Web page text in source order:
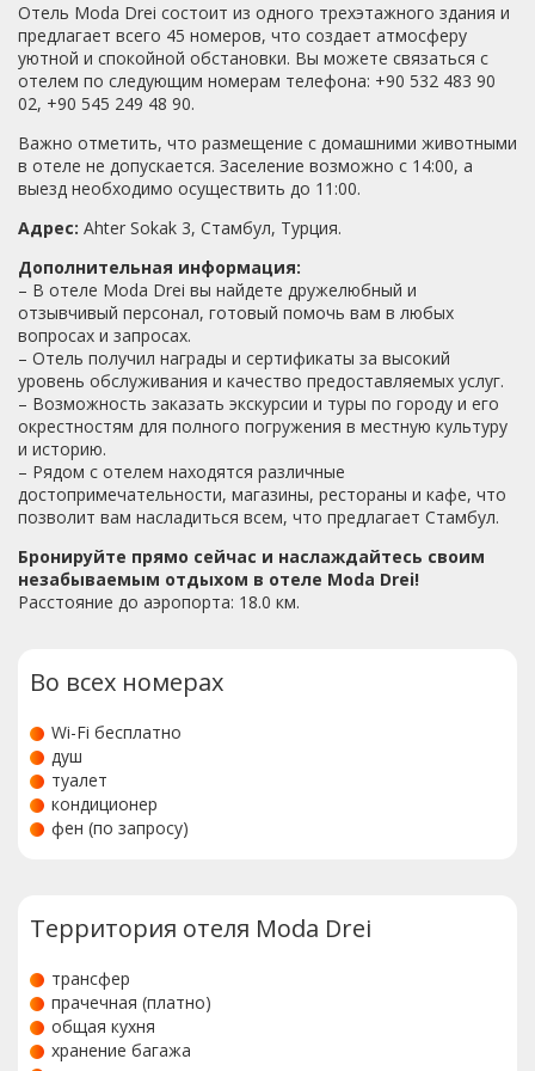
Отель Moda Drei состоит из одного трехэтажного здания и
предлагает всего 45 номеров, что создает атмосферу
уютной и спокойной обстановки. Вы можете связаться с
отелем по следующим номерам телефона: +90 532 483 90
02, +90 545 249 48 90.
Важно отметить, что размещение с домашними животными
в отеле не допускается. Заселение возможно с 14:00, а
выезд необходимо осуществить до 11:00.
Адрес: Ahter Sokak 3, Стамбул, Турция.
Дополнительная информация:
– В отеле Moda Drei вы найдете дружелюбный и
отзывчивый персонал, готовый помочь вам в любых
вопросах и запросах.
– Отель получил награды и сертификаты за высокий
уровень обслуживания и качество предоставляемых услуг.
– Возможность заказать экскурсии и туры по городу и его
окрестностям для полного погружения в местную культуру
и историю.
– Рядом с отелем находятся различные
достопримечательности, магазины, рестораны и кафе, что
позволит вам насладиться всем, что предлагает Стамбул.
Бронируйте прямо сейчас и наслаждайтесь своим
незабываемым отдыхом в отеле Moda Drei!
Расстояние до аэропорта: 18.0 км.
Во всех номерах
Wi-Fi бесплатно
душ
туалет
кондиционер
фен (по запросу)
Территория отеля Moda Drei
трансфер
прачечная (платно)
общая кухня
хранение багажа